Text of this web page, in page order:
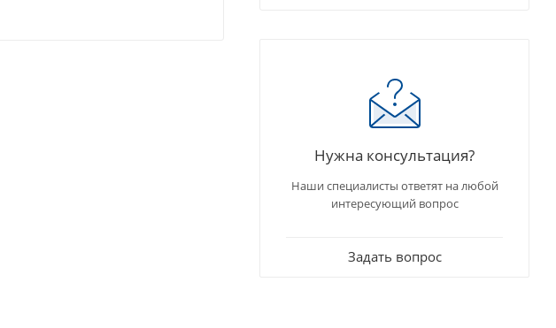
Нужна консультация?
Наши специалисты ответят на любой
интересующий вопрос
Задать вопрос